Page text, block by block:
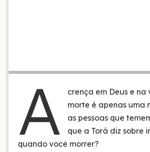
A
crença em Deus e na
morte é apenas uma
as pessoas que
que a Torá diz sobre
quando você morrer?